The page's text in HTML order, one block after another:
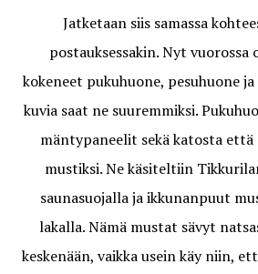
Jatketaan siis samassa
postauksessakin. Nyt vuorossa
kokeneet pukuhuone, pesuhuone
kuvia saat ne suuremmiksi.
mäntypaneelit sekä katosta
mustiksi. Ne käsiteltiin
saunasuojalla ja ikkunanpuut
lakalla. Nämä mustat sävyt
keskenään, vaikka usein käy niin,